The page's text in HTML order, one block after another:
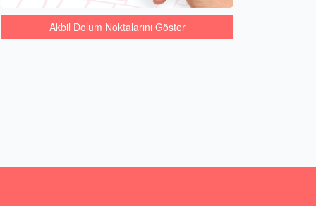
Akbil Dolum Noktalarını Göster